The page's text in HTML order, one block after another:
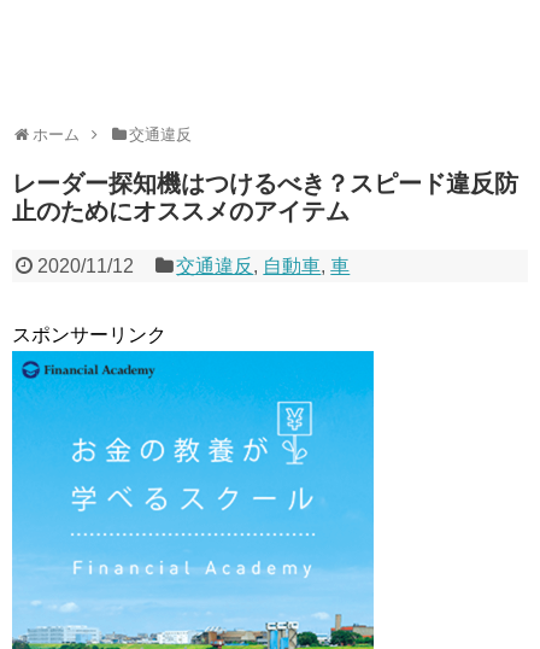
ホーム 交通違反
レーダー探知機はつけるべき？スピード違反防
止のためにオススメのアイテム
2020/11/12 交通違反 , 自動車,車
スポンサーリンク